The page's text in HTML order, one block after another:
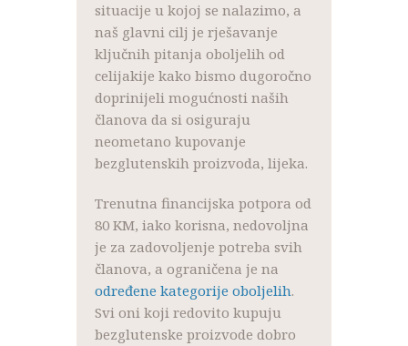
situacije u kojoj se nalazimo, a
naš glavni cilj je rješavanje
ključnih pitanja oboljelih od
celijakije kako bismo dugoročno
doprinijeli mogućnosti naših
članova da si osiguraju
neometano kupovanje
bezglutenskih proizvoda, lijeka.
Trenutna financijska potpora od
80 KM, iako korisna, nedovoljna
je za zadovoljenje potreba svih
članova, a ograničena je na
određene kategorije oboljelih.
Svi oni koji redovito kupuju
bezglutenske proizvode dobro